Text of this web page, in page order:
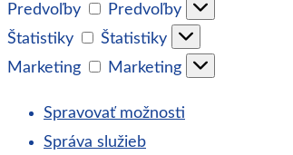
Predvoľby
Predvoľby
Štatistiky
Štatistiky
Marketing
Marketing
Spravovať možnosti
Správa služieb